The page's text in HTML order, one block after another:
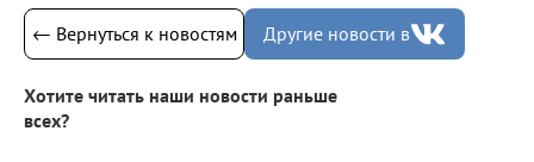
← Вернуться к новостям Другие новости в
Хотите читать наши новости раньше
всех?